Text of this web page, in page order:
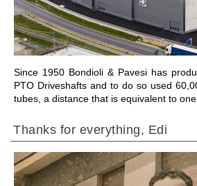
Since 1950 Bondioli & Pavesi has
PTO Driveshafts and to do so used
tubes, a distance that is equivalent to
Thanks for everything, Edi